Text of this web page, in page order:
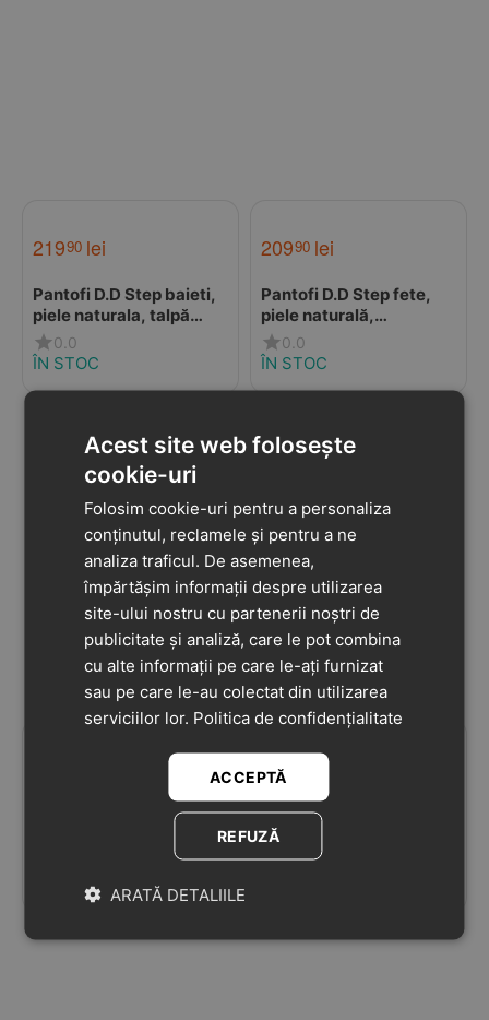
21990 lei
Pantofi D.D Step baieti,
piele naturala, talpă
flexibilă crem
0.0
ÎN STOC
20990 lei
Pantofi D.D Step fete,
piele naturală,
captuseală din piele,
talpă flexibilă, roz
0.0
ÎN STOC
Pantofi D.D Step Fete,
captuseală din piele,
cu pisicuța
ÎN STOC
209 lei
Pantofi D.D. Step băieți,
primii pasi, piele
naturala, talpa flexibila,
0.0
Acest site web folosește
cookie-uri
Folosim cookie-uri pentru a personaliza
conținutul, reclamele și pentru a ne
analiza traficul. De asemenea,
împărtășim informații despre utilizarea
site-ului nostru cu partenerii noștri de
publicitate și analiză, care le pot combina
cu alte informații pe care le-ați furnizat
sau pe care le-au colectat din utilizarea
serviciilor lor. Politica de confidențialitate
ACCEPTĂ
REFUZĂ
ARATĂ DETALIILE